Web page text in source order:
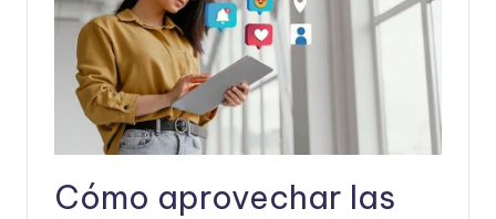
Cómo aprovechar las